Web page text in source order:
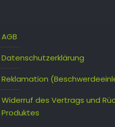
AGB
Datenschutzerklärung
Reklamation
Widerruf des Vertrags und
Produktes